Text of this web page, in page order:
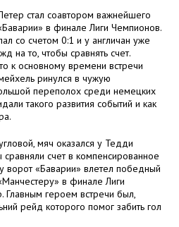
стал соавтором важнейшего
в финале Лиги Чемпионов.
со счетом 0:1 и у англичан уже
на то, чтобы сравнять счет.
к основному времени встречи
ринулся в чужую
переполох среди немецких
такого развития событий и как
мяч оказался у Тедди
счет в компенсированное
ворот «Баварии» влетел победный
в финале Лиги
героем встречи был,
рейд которого помог забить гол